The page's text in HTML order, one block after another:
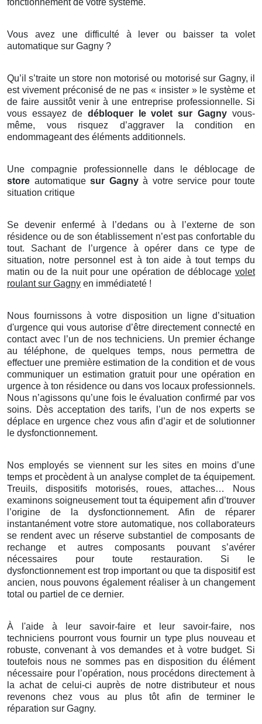
fonctionnement de votre système.
Vous avez une difficulté à lever ou baisser ta volet
automatique sur Gagny ?
Qu’il s’traite un store non motorisé ou motorisé sur Gagny, il
est vivement préconisé de ne pas « insister » le système et
de faire aussitôt venir à une entreprise professionnelle. Si
vous essayez de débloquer le volet sur Gagny vous-
même, vous risquez d’aggraver la condition en
endommageant des éléments additionnels.
Une compagnie professionnelle dans le déblocage de
store automatique sur Gagnyà votre service pour toute
situation critique
Se devenir enfermé à l’dedans ou à l’externe de son
résidence ou de son établissement n’est pas confortable du
tout. Sachant de l’urgence à opérer dans ce type de
situation, notre personnel est à ton aide à tout temps du
matin ou de la nuit pour une opération de déblocage volet
roulant sur Gagny en immédiateté !
Nous fournissons à votre disposition un ligne d’situation
d'urgence qui vous autorise d’être directement connecté en
contact avec l’un de nos techniciens. Un premier échange
au téléphone, de quelques temps, nous permettra de
effectuer une première estimation de la condition et de vous
communiquer un estimation gratuit pour une opération en
urgence à ton résidence ou dans vos locaux professionnels.
Nous n’agissons qu’une fois le évaluation confirmé par vos
soins. Dès acceptation des tarifs, l’un de nos experts se
déplace en urgence chez vous afin d’agir et de solutionner
le dysfonctionnement.
Nos employés se viennent sur les sites en moins d’une
temps et procèdent à un analyse complet de ta équipement.
Treuils, dispositifs motorisés, roues, attaches… Nous
examinons soigneusement tout ta équipement afin d’trouver
l’origine de la dysfonctionnement. Afin de réparer
instantanément votre store automatique, nos collaborateurs
se rendent avec un réserve substantiel de composants de
rechange et autres composants pouvant s’avérer
nécessaires pour toute restauration. Si le
dysfonctionnement est trop important ou que ta dispositif est
ancien, nous pouvons également réaliser à un changement
total ou partiel de ce dernier.
À l'aide à leur savoir-faire et leur savoir-faire, nos
techniciens pourront vous fournir un type plus nouveau et
robuste, convenant à vos demandes et à votre budget. Si
toutefois nous ne sommes pas en disposition du élément
nécessaire pour l’opération, nous procédons directement à
la achat de celui-ci auprès de notre distributeur et nous
revenons chez vous au plus tôt afin de terminer le
réparation sur Gagny.